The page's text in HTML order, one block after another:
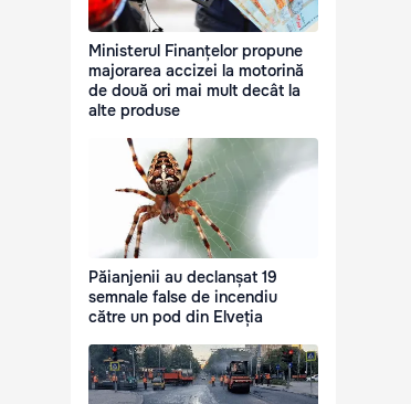
Ministerul Finanțelor propune
majorarea accizei la motorină
de două ori mai mult decât la
alte produse
Păianjenii au declanșat 19
semnale false de incendiu
către un pod din Elveția